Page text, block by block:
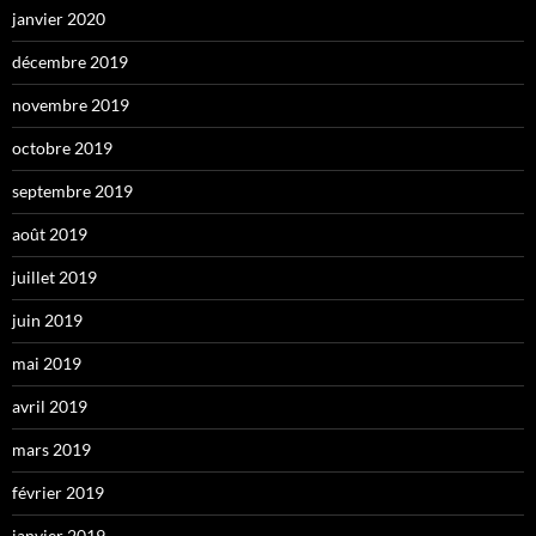
janvier 2020
décembre 2019
novembre 2019
octobre 2019
septembre 2019
août 2019
juillet 2019
juin 2019
mai 2019
avril 2019
mars 2019
février 2019